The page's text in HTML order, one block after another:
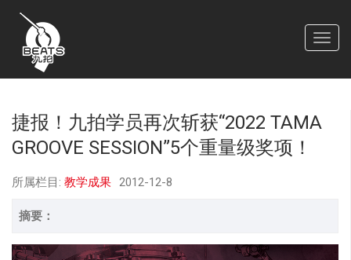
捷报！九拍学员再次斩获“2022 TAMA
GROOVE SESSION”5个重量级奖项！
所属栏目: 教学成果 2012-12-8
摘要：